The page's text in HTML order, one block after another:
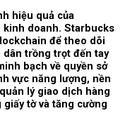
hiệu quả của
doanh. Starbucks
để theo dõi
trồng trọt đến tay
bạch về quyền sở
vực năng lượng, nền
lý giao dịch hàng
tờ và tăng cường